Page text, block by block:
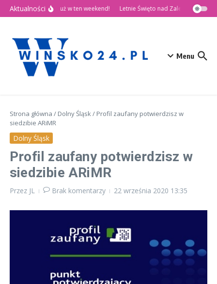
Przejdź do treści
Aktualności
🎉 Dni Wińska 2026 już w ten weekend! Letnie Święto nad Zalewem Słup
Menu
Strona główna / Dolny Śląsk/ Profil zaufany potwierdzisz w
siedzibie ARiMR
Dolny Śląsk
Profil zaufany potwierdzisz w
siedzibie ARiMR
Przez JL Brak komentarzy 22 września 2020 13:35